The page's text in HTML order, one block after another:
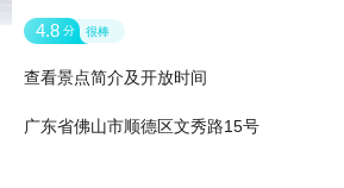
4.8 分 很棒
查看景点简介及开放时间
广东省佛山市顺德区文秀路15号